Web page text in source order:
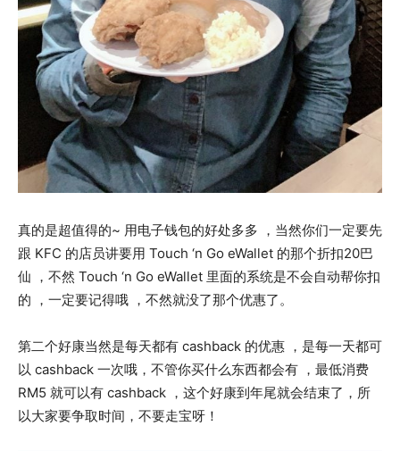
真的是超值得的~ 用电子钱包的好处多多 ，当然你们一定要先
跟 KFC 的店员讲要用 Touch ‘n Go eWallet 的那个折扣20巴
仙 ，不然 Touch ‘n Go eWallet 里面的系统是不会自动帮你扣
的 ，一定要记得哦 ，不然就没了那个优惠了。
第二个好康当然是每天都有 cashback 的优惠 ，是每一天都可
以 cashback 一次哦，不管你买什么东西都会有 ，最低消费
RM5 就可以有 cashback ，这个好康到年尾就会结束了，所
以大家要争取时间，不要走宝呀！